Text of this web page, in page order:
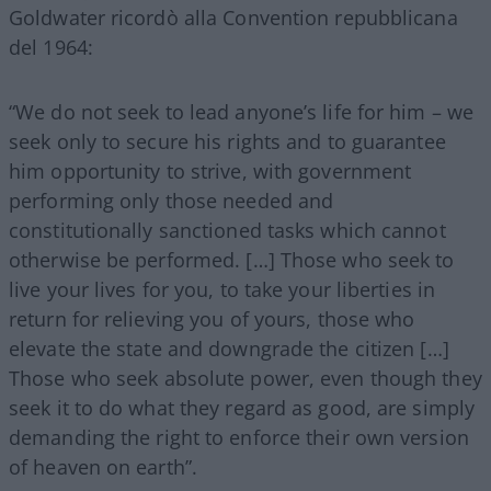
Goldwater ricordò alla Convention repubblicana
del 1964:
“We do not seek to lead anyone’s life for him – we
seek only to secure his rights and to guarantee
him opportunity to strive, with government
performing only those needed and
constitutionally sanctioned tasks which cannot
otherwise be performed. […] Those who seek to
live your lives for you, to take your liberties in
return for relieving you of yours, those who
elevate the state and downgrade the citizen […]
Those who seek absolute power, even though they
seek it to do what they regard as good, are simply
demanding the right to enforce their own version
of heaven on earth”.